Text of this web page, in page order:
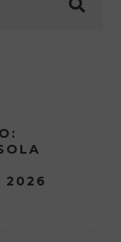
2026